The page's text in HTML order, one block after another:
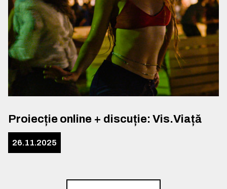
Proiecție online + discuție: Vis.Viață
26.11.2025